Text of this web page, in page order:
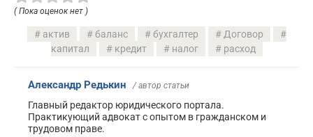
( Пока оценок нет )
актив баланс бухгалтер
Договор
капитал
кредит налог расход
Александр Редькин / автор статьи
Главный редактор юридического портала.
Практикующий адвокат с опытом в гражданском и
трудовом праве.